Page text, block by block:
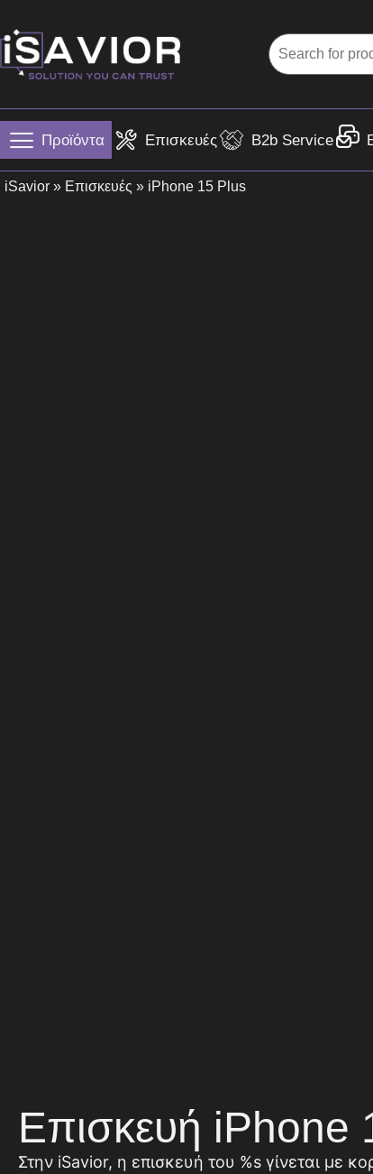
Προϊόντα Επισκευές B2b Service
iSavior » Επισκευές » iPhone 15 Plus
Επισκευή iPhone
Στην iSavior, η επισκευή του %s γίνεται με